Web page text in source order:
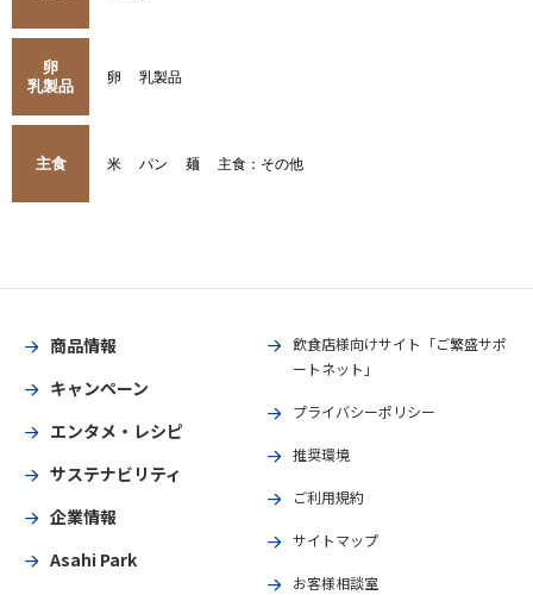
卵
乳製品
卵 乳製品
主食 米 パン 麺 主食：その他
商品情報
キャンペーン
エンタメ・レシピ
サステナビリティ
企業情報
Asahi Park
飲食店様向けサイト「ご繁盛サポ
ートネット」
プライバシーポリシー
推奨環境
ご利用規約
サイトマップ
お客様相談室